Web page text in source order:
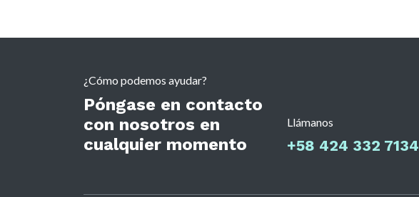
¿Cómo podemos ayudar?
Póngase en contacto
con nosotros en
cualquier momento
Llámanos
+58 424 332 7134